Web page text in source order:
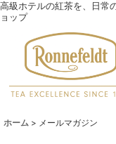
高級ホテルの紅茶を、日
ョップ
ホーム > メールマガジン